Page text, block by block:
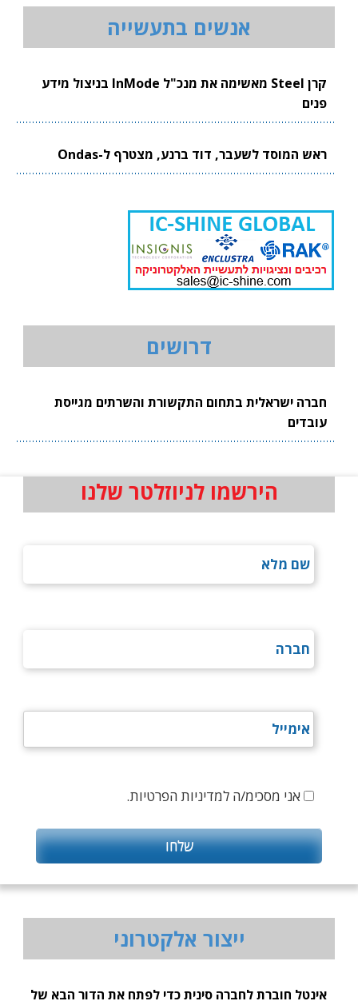
אנשים בתעשייה
קרן Steel מאשימה את מנכ"ל InMode בניצול מידע
פנים
ראש המוסד לשעבר, דוד ברנע, מצטרף ל-Ondas
דרושים
חברה ישראלית בתחום התקשורת והשרתים מגייסת
עובדים
הירשמו לניוזלטר שלנו
אני מסכימ/ה למדיניות הפרטיות.
ייצור אלקטרוני
אינטל חוברת לחברה סינית כדי לפתח את הדור הבא של